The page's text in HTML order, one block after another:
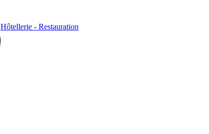
Hôtellerie - Restauration